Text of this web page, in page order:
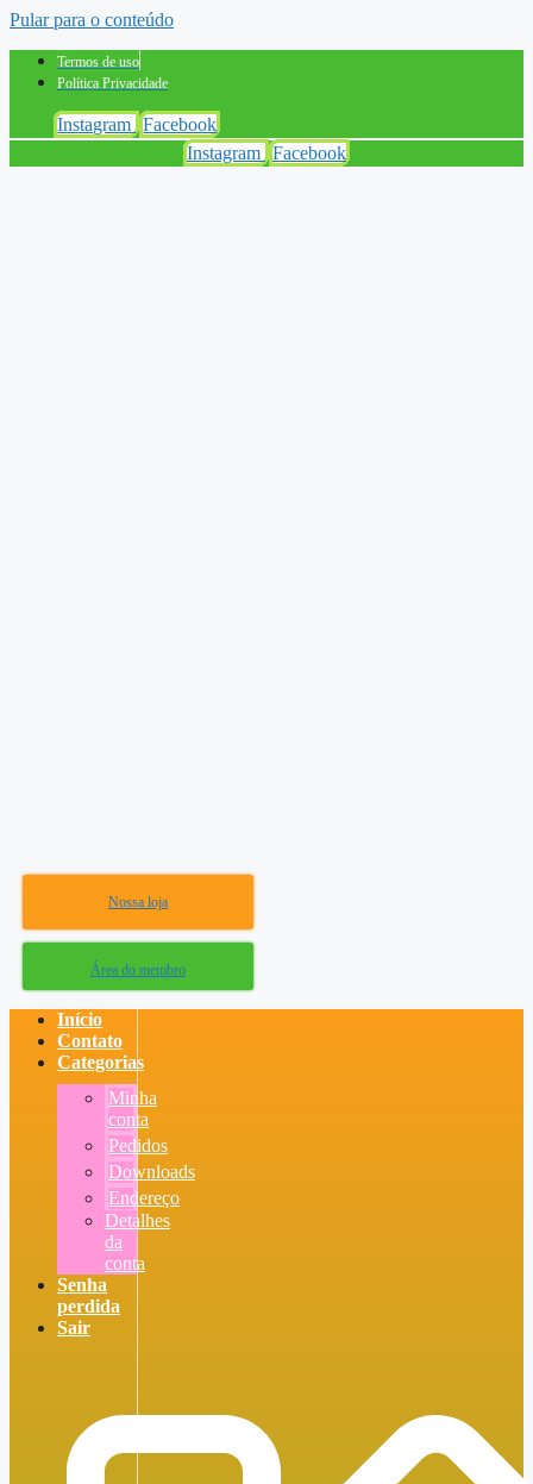
Pular para o conteúdo
Termos de uso
Política Privacidade
Instagram
Facebook
Instagram Facebook
Nossa loja
Área do membro
Início
Contato
Categorias
Minha
conta
Pedidos
Downloads
Endereço
Detalhes
da
conta
Senha
perdida
Sair